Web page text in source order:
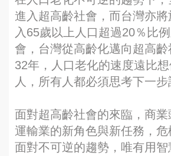
進入超高齡社會，而台灣亦將
入65歲以上人口超過20％比
會，台灣從高齡化邁向超高
32年，人口老化的速度遠比
人，所有人都必須思考下一步
面對超高齡社會的來臨，商
運輸業的新角色與新任務，危
面對不可逆的趨勢，唯有用